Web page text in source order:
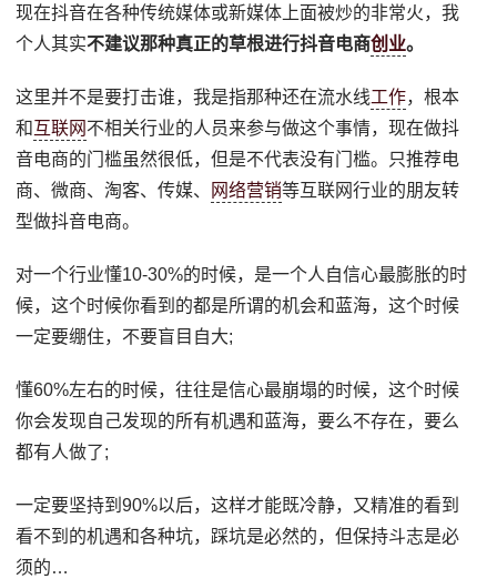
现在抖音在各种传统媒体或新媒体上面被炒的非常火，我
个人其实不建议那种真正的草根进行抖音电商创业。
这里并不是要打击谁，我是指那种还在流水线工作，根本
和互联网 不相关行业的人员来参与做这个事情，现在做抖
音电商的门槛虽然很低，但是不代表没有门槛。只推荐电
商、微商、淘客、传媒、
网络营销等互联网行业的朋友转
型做抖音电商。
对一个行业懂10-30%的时候，是一个人自信心最膨胀的时
候，这个时候你看到的都是所谓的机会和蓝海，这个时候
一定要绷住，不要盲目自大;
懂60%左右的时候，往往是信心最崩塌的时候，这个时候
你会发现自己发现的所有机遇和蓝海，要么不存在，要么
都有人做了;
一定要坚持到90%以后，这样才能既冷静，又精准的看到
看不到的机遇和各种坑，踩坑是必然的，但保持斗志是必
须的…